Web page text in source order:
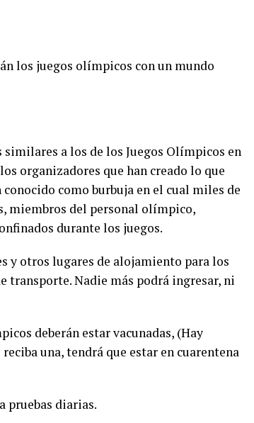
los juegos olímpicos con un mundo
a los de los Juegos Olímpicos en
organizadores que han creado lo que
como burbuja en el cual miles de
miembros del personal olímpico,
durante los juegos.
y otros lugares de alojamiento para los
transporte. Nadie más podrá ingresar, ni
deberán estar vacunadas, (Hay
una, tendrá que estar en cuarentena
pruebas diarias.